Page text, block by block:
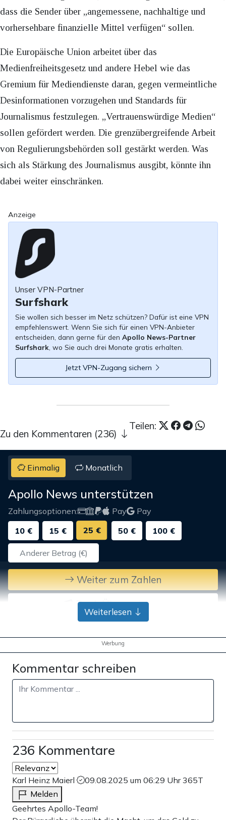
dass die Sender über „angemessene, nachhaltige und
vorhersehbare finanzielle Mittel verfügen“ sollen.
Die Europäische Union arbeitet über das
Medienfreiheitsgesetz und andere Hebel wie das
Gremium für Mediendienste daran, gegen vermeintliche
Desinformationen vorzugehen und Standards für
Journalismus festzulegen. „Vertrauenswürdige Medien“
sollen gefördert werden. Die grenzübergreifende Arbeit
von Regulierungsbehörden soll gestärkt werden. Was
sich als Stärkung des Journalismus ausgibt, könnte ihn
dabei weiter einschränken.
Anzeige
Unser VPN-Partner
Surfshark
Sie wollen sich besser im Netz schützen? Dafür ist eine VPN
empfehlenswert. Wenn Sie sich für einen VPN-Anbieter
entscheiden, dann gerne für den Apollo News-Partner
Surfshark, wo Sie auch drei Monate gratis erhalten.
Jetzt VPN-Zugang sichern
Teilen:
Zu den Kommentaren (236)
Einmalig Monatlich
Apollo News unterstützen
Zahlungsoptionen: Pay
Pay
10 €
15 € 25 € 50 € 100 €
Weiter zum Zahlen
Bank-Überweisung
Weiterlesen
Werbung
Kommentar schreiben
236 Kommentare
Karl Heinz Maierl 09.08.2025 um 06:29 Uhr365T
Melden
Geehrtes Apollo-Team!